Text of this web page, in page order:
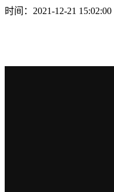
时间：2021-12-21 15:02:00